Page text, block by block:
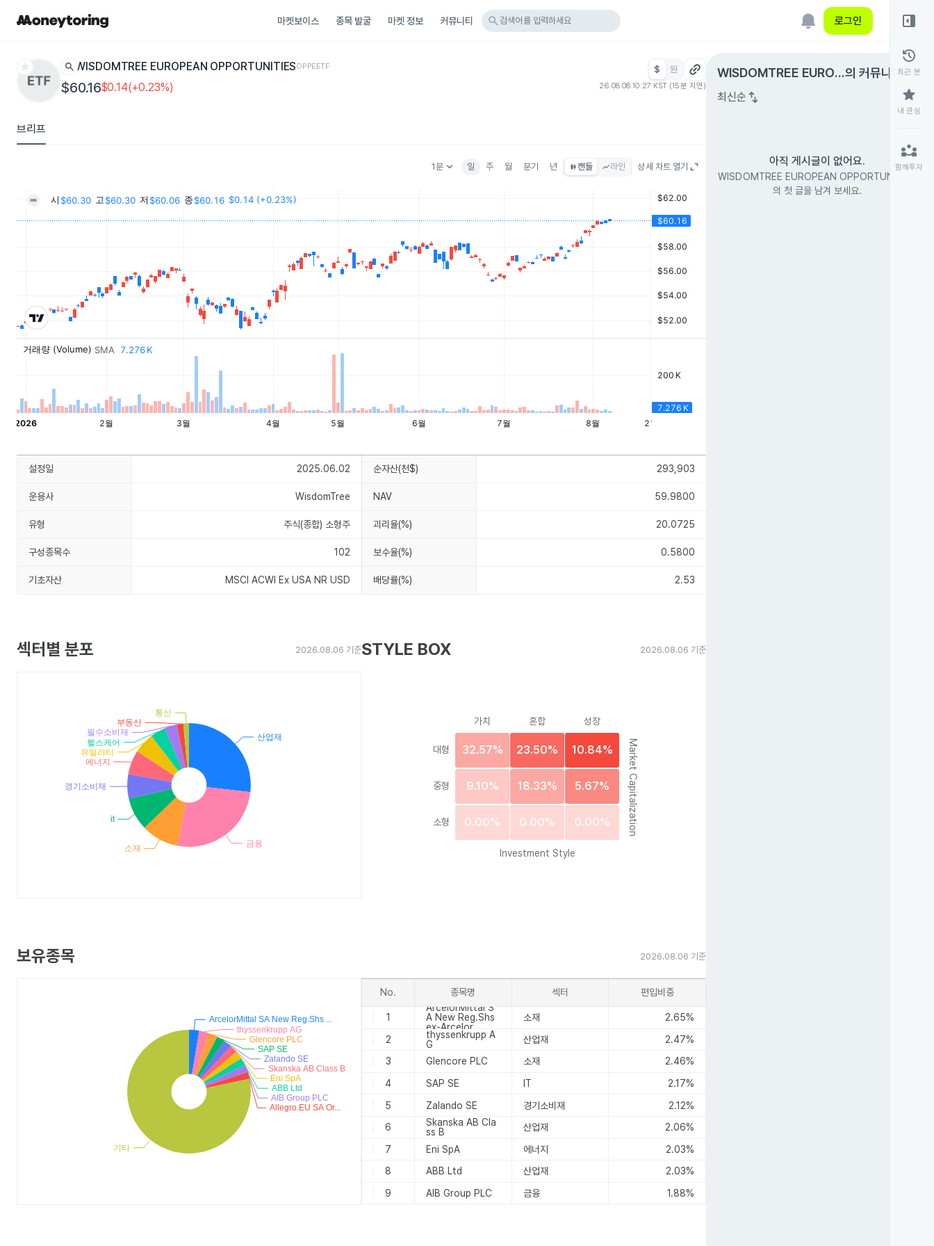
마켓보이스 종목 발굴 마켓 정보 커뮤니티 search 검색어를 입력하세요 로그인
star search WISDOMTREE EUROPEAN OPPORTUNITIESOPPEETF
$60.16$0.14(+0.23%)
$ 원
26.08.08 10:27 KST (15분 지연)
브리프
1분keyboard_arrow_down 일 주 월 분기 년 캔들 라인 상세 차트 열기
WISDOMTREE EUROP
EAN OPPORTUNITIES
의 커뮤니티expand_circle_right
최신순 swap_vert
아직 게시글이 없어요.
WISDOMTREE EUROPEAN OPPORTUNITIES
의 첫 글을 남겨 보세요.
right_panel_open
history
최근 본
star
내 관심
partner_exchange
함께투자